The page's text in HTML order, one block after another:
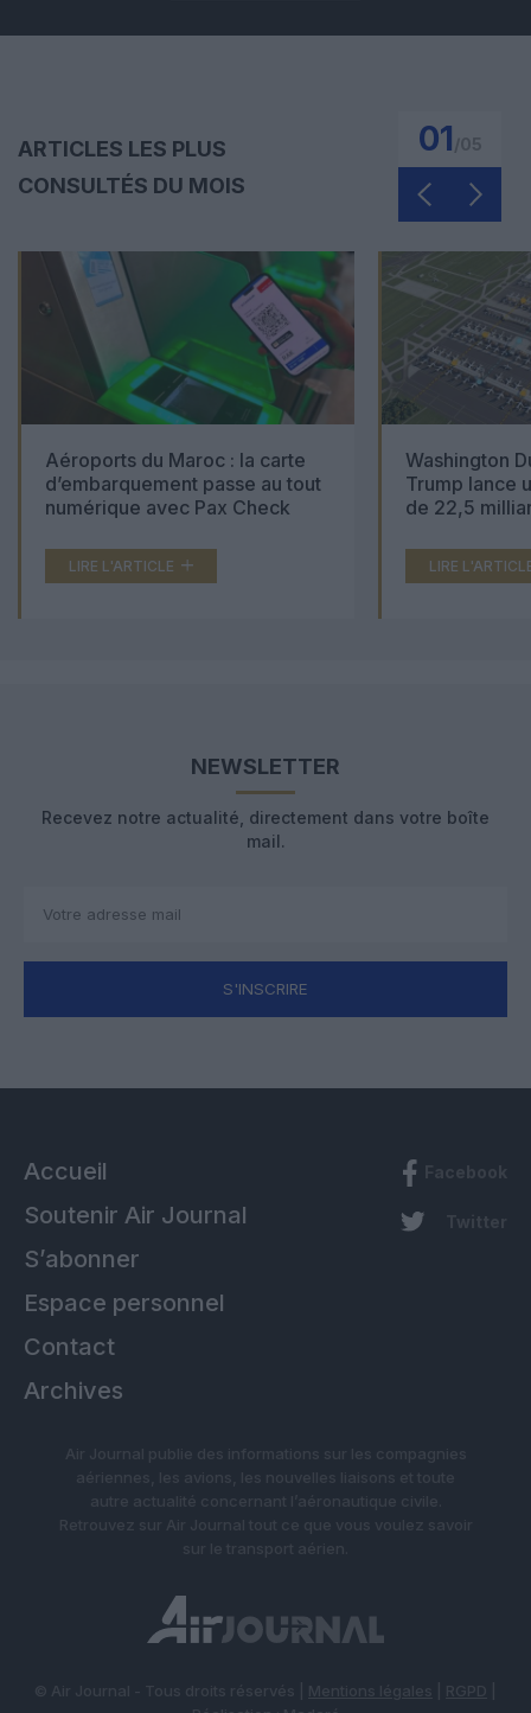
ARTICLES LES PLUS
CONSULTÉS DU MOIS
01
Aéroports du Maroc : la carte
d’embarquement passe au tout
numérique avec Pax Check
LIRE L'ARTICLE
Washington
Trump lance
de 22,5
LIRE
NEWSLETTER
Recevez notre actualité, directement dans votre boîte
mail.
S'INSCRIRE
Accueil
Soutenir Air Journal
S’abonner
Espace personnel
Contact
Archives